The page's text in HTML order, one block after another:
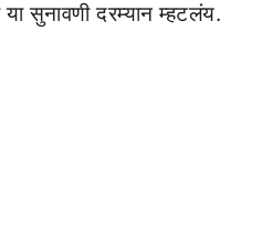
सुनावणी दरम्यान म्हटलंय.